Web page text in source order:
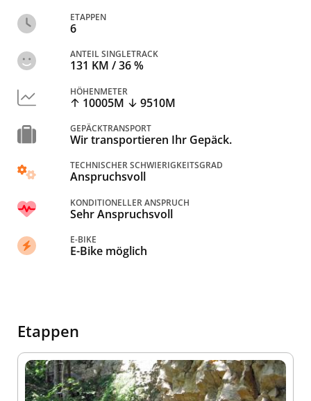
ETAPPEN
6
ANTEIL SINGLETRACK
131 KM / 36 %
HÖHENMETER
10005M 9510M
GEPÄCKTRANSPORT
Wir transportieren Ihr Gepäck.
TECHNISCHER SCHWIERIGKEITSGRAD
Anspruchsvoll
KONDITIONELLER ANSPRUCH
Sehr Anspruchsvoll
E-BIKE
E-Bike möglich
Etappen